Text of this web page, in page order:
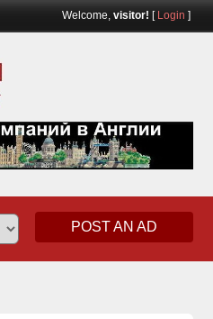
Welcome, visitor! [ Login ]
POST AN AD